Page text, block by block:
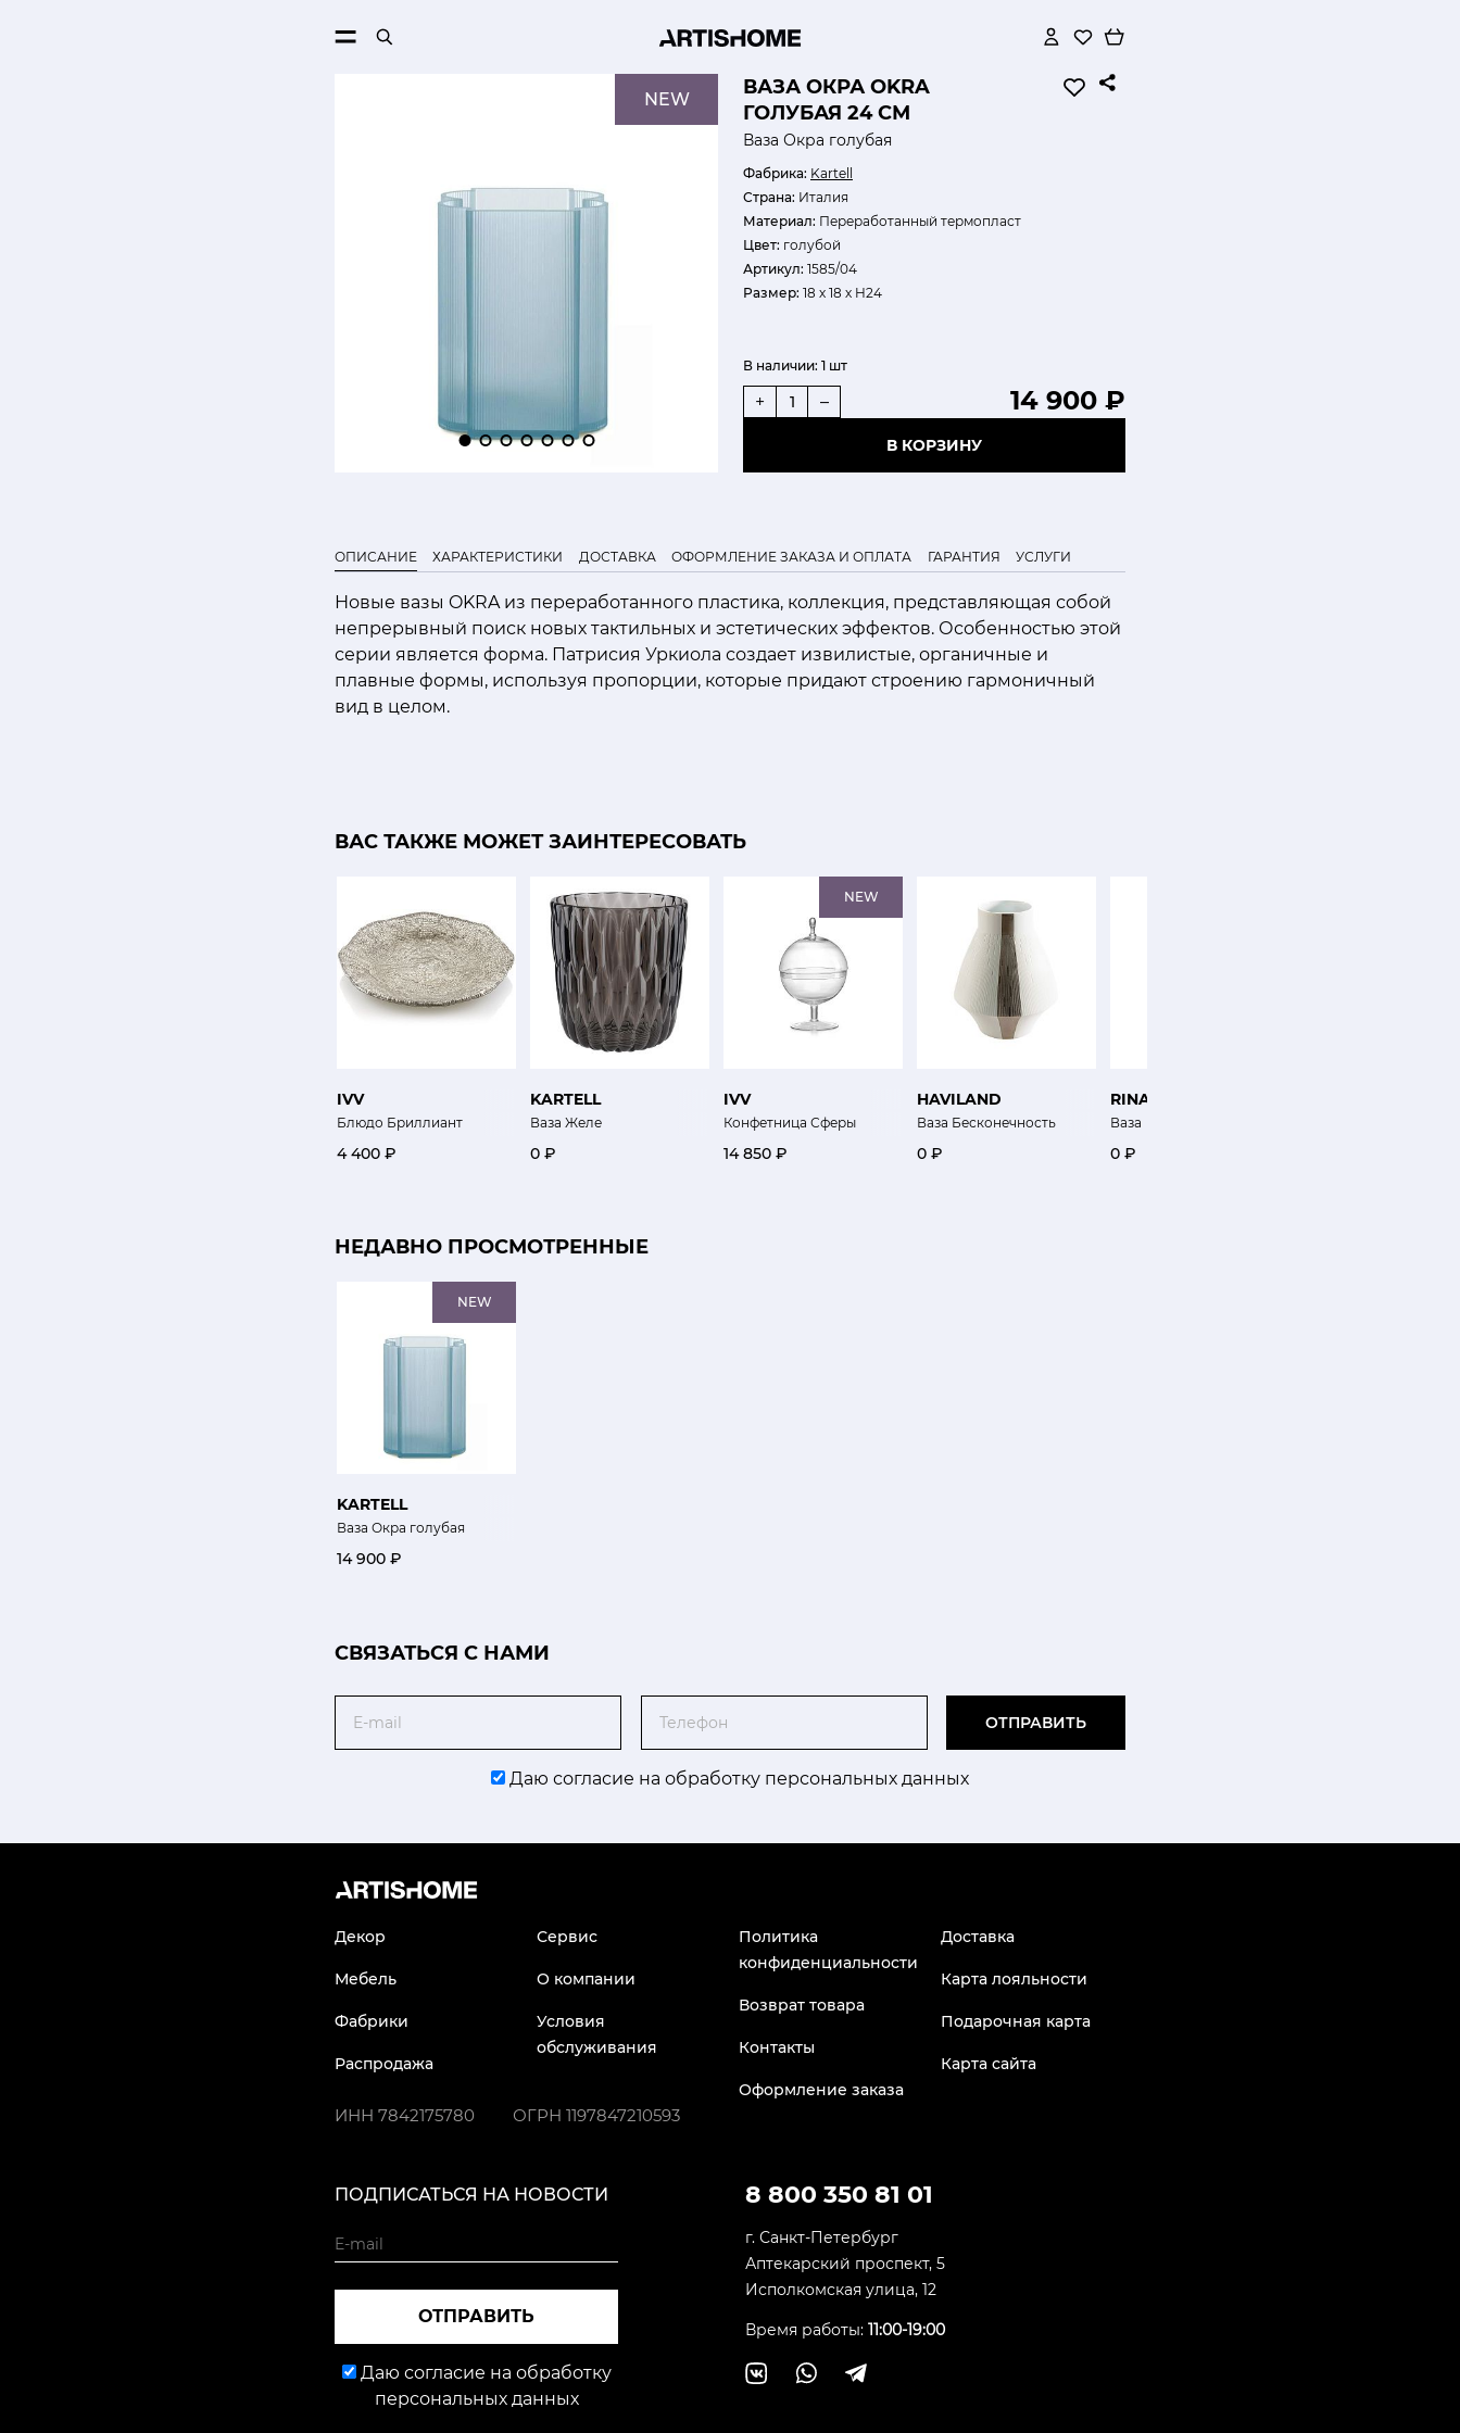
ВАЗА ОКРА OKRA
ГОЛУБАЯ 24 СМ
Ваза Окра голубая
Фабрика: Kartell
Страна: Италия
Материал: Переработанный термопласт
Цвет: голубой
Артикул: 1585/04
Размер: 18 х 18 х H24
В наличии: 1 шт
14 900 ₽
+ –
В КОРЗИНУ
NEW
ОПИСАНИЕ ХАРАКТЕРИСТИКИ ДОСТАВКА ОФОРМЛЕНИЕ ЗАКАЗА И ОПЛАТА ГАРАНТИЯ УСЛУГИ
Новые вазы OKRA из переработанного пластика, коллекция, представляющая собой
непрерывный поиск новых тактильных и эстетических эффектов. Особенностью этой
серии является форма. Патрисия Уркиола создает извилистые, органичные и
плавные формы, используя пропорции, которые придают строению гармоничный
вид в целом.
ВАС ТАКЖЕ МОЖЕТ ЗАИНТЕРЕСОВАТЬ
IVV
Блюдо Бриллиант
4 400 ₽
KARTELL
Ваза Желе
0 ₽
NEW
IVV
Конфетница Сферы
14 850 ₽
HAVILAND
Ваза Бесконечность
0 ₽
RINA MENARDI
Ваза
0 ₽
НЕДАВНО ПРОСМОТРЕННЫЕ
NEW
KARTELL
Ваза Окра голубая
14 900 ₽
CВЯЗАТЬСЯ С НАМИ
ОТПРАВИТЬ
Даю согласие на обработку персональных данных
Декор
Мебель
Фабрики
Распродажа
Сервис
О компании
Условия
обслуживания
Политика
конфиденциальности
Возврат товара
Контакты
Оформление заказа
Доставка
Карта лояльности
Подарочная карта
Карта сайта
ИНН 7842175780 ОГРН 1197847210593
8 800 350 81 01
г. Санкт-Петербург
Аптекарский проспект, 5
Исполкомская улица, 12
Время работы: 11:00-19:00
ПОДПИСАТЬСЯ НА НОВОСТИ
ОТПРАВИТЬ
Даю согласие на обработку
персональных данных